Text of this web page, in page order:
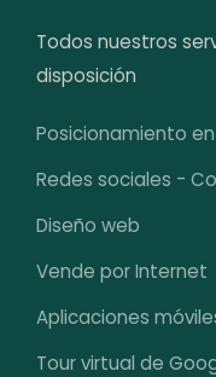
Todos nuestros
disposición
Posicionamiento en
Redes sociales -
Diseño web
Vende por Internet
Aplicaciones
Tour virtual de